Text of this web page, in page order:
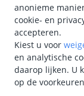
anonieme
cookie- en
accepteren.
Kiest u voor
en analytische
daarop lijken. U
op de